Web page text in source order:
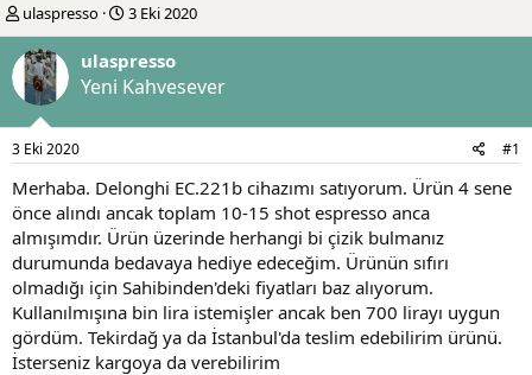
K
o
n
b
u
u
b
a
l
a
t
a
n
ulaspresso
B
a
ş
l
a
ı
ç
a
r
i
h
3 Eki 2020
ulaspresso
Yeni Kahvesever
3 Eki 2020 #1
Merhaba. Delonghi EC.221b cihazımı satıyorum. Ürün 4 sene
önce alındı ancak toplam 10-15 shot espresso anca
almışımdır. Ürün üzerinde herhangi bi çizik bulmanız
durumunda bedavaya hediye edeceğim. Ürünün sıfırı
olmadığı için Sahibinden'deki fiyatları baz alıyorum.
Kullanılmışına bin lira istemişler ancak ben 700 lirayı uygun
gördüm. Tekirdağ ya da İstanbul'da teslim edebilirim ürünü.
İsterseniz kargoya da verebilirim